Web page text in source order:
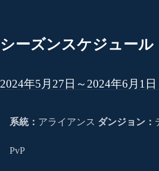
シーズンスケジュール
2024年5月27日～2024年6月1日
系統： アライアンス ダンジョン：
PvP